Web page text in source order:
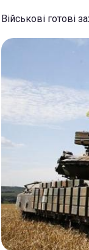
Військові готові